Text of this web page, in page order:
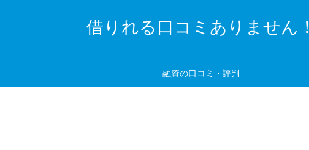
借りれる口コミありません！
融資の口コミ・評判